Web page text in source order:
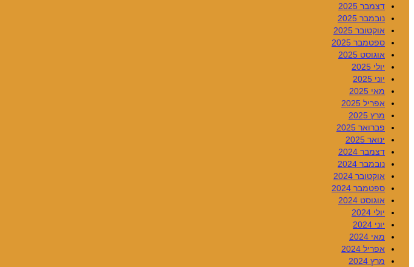
דצמבר 2025
נובמבר 2025
אוקטובר 2025
ספטמבר 2025
אוגוסט 2025
יולי 2025
יוני 2025
מאי 2025
אפריל 2025
מרץ 2025
פברואר 2025
ינואר 2025
דצמבר 2024
נובמבר 2024
אוקטובר 2024
ספטמבר 2024
אוגוסט 2024
יולי 2024
יוני 2024
מאי 2024
אפריל 2024
מרץ 2024